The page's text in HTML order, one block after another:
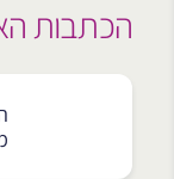
הכתבות